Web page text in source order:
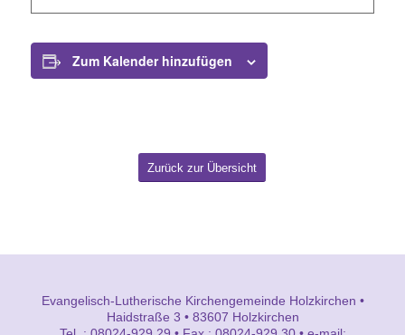
Zum Kalender hinzufügen
Zurück zur Übersicht
Evangelisch-Lutherische Kirchengemeinde Holzkirchen •
Haidstraße 3 • 83607 Holzkirchen